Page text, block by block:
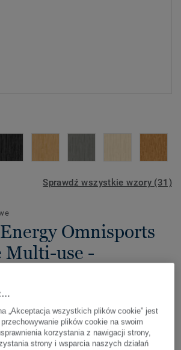
Sprawdź wszystkie wzory (31)
Omnisports
Multi-use -
Reference Multi-use to
podłogi sportowej, składający się z
ze sklejki brzozowej o grubości
winylowej Omnisports Reference
„Akceptacja wszystkich plików cookie” jest
plików cookie na swoim
korzystania z nawigacji strony,
strony i wsparcia naszych działań